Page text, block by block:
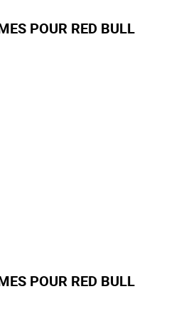
POUR RED BULL
POUR RED BULL